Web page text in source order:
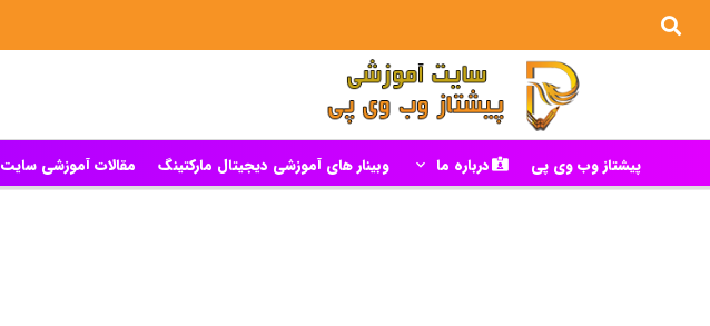
پیشتاز وب وی پی درباره ما وبینار های آموزشی دیجیتال مارکتینگ مقالات آموزشی سایت